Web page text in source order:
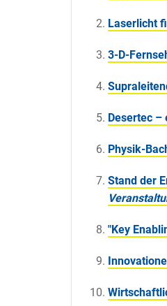
Laserlicht
3-D-
Desertec
Physik-
Stand der
"Key